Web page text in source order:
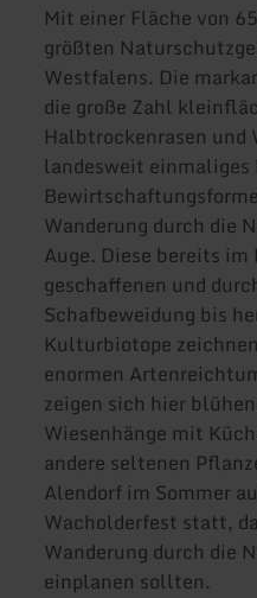
Mit einer Fläche von
größten
Westfalens. Die
die große Zahl
Halbtrockenrasen
landesweit
Wanderung durch die
Auge. Diese bereits
geschaffenen und
Schafbeweidung bis
Kulturbiotope
enormen
zeigen sich hier
Wiesenhänge mit
andere seltenen
Alendorf im Sommer
Wacholderfest statt,
Wanderung durch die
einplanen sollten.